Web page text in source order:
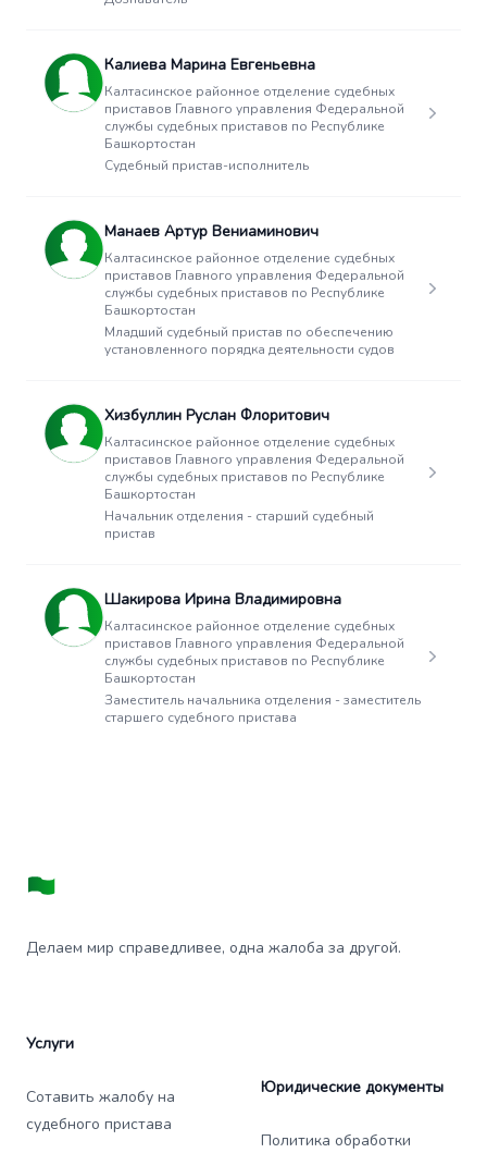
Калиева Марина Евгеньевна
Калтасинское районное отделение судебных
приставов Главного управления Федеральной
службы судебных приставов по Республике
Башкортостан
Судебный пристав-исполнитель
Манаев Артур Вениаминович
Калтасинское районное отделение судебных
приставов Главного управления Федеральной
службы судебных приставов по Республике
Башкортостан
Младший судебный пристав по обеспечению
установленного порядка деятельности судов
Хизбуллин Руслан Флоритович
Калтасинское районное отделение судебных
приставов Главного управления Федеральной
службы судебных приставов по Республике
Башкортостан
Начальник отделения - старший судебный
пристав
Шакирова Ирина Владимировна
Калтасинское районное отделение судебных
приставов Главного управления Федеральной
службы судебных приставов по Республике
Башкортостан
Заместитель начальника отделения - заместитель
старшего судебного пристава
Делаем мир справедливее, одна жалоба за другой.
Услуги
Сотавить жалобу на
судебного пристава
Юридические документы
Политика обработки